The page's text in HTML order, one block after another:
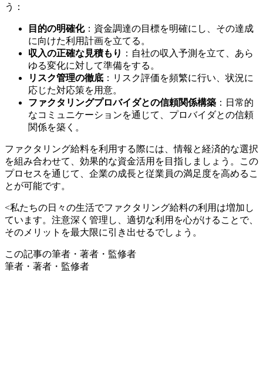
う：
目的の明確化：資金調達の目標を明確にし、その達成
に向けた利用計画を立てる。
収入の正確な見積もり ：自社の収入予測を立て、あら
ゆる変化に対して準備をする。
リスク管理の徹底 ：リスク評価を頻繁に行い、状況に
応じた対応策を用意。
ファクタリングプロバイダとの信頼関係構築 ：日常的
なコミュニケーションを通じて、プロバイダとの信頼
関係を築く。
ファクタリング給料を利用する際には、情報と経済的な選択
を組み合わせて、効果的な資金活用を目指しましょう。この
プロセスを通じて、企業の成長と従業員の満足度を高めるこ
とが可能です。
<私たちの日々の生活でファクタリング給料の利用は増加し
ています。注意深く管理し、適切な利用を心がけることで、
そのメリットを最大限に引き出せるでしょう。
この記事の筆者・著者・監修者
筆者・著者・監修者